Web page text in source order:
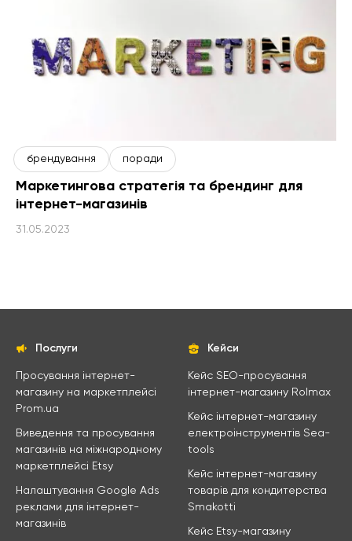
брендування поради
Маркетингова стратегія та брендинг для
інтернет-магазинів
31.05.2023
Послуги
Просування інтернет-
магазину на маркетплейсі
Prom.ua
Виведення та просування
магазинів на міжнародному
маркетплейсі Etsy
Налаштування Google Ads
реклами для інтернет-
магазинів
Кейси
Кейс SEO-просування
інтернет-магазину Rolmax
Кейс інтернет-магазину
електроінструментів Sea-
tools
Кейс інтернет-магазину
товарів для кондитерства
Smakotti
Кейс Etsy-магазину